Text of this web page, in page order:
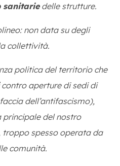
sanitariedelle strutture.
non data su degli
collettività.
politica del territorio che
contro aperture di sedi di
dell’antifascismo),
principale del nostro
troppo spesso operata da
comunità.